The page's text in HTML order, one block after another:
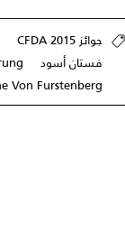
جوائز CFDA 2015
فستان أسود
Von Furstenberg